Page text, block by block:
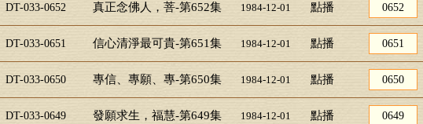
DT-033-0652 真正念佛人，菩-第652集 1984-12-01 點播 0652
DT-033-0651 信心清淨最可貴-第651集 1984-12-01 點播 0651
DT-033-0650 專信、專願、專-第650集 1984-12-01 點播 0650
DT-033-0649 發願求生，福慧-第649集 1984-12-01 點播 0649